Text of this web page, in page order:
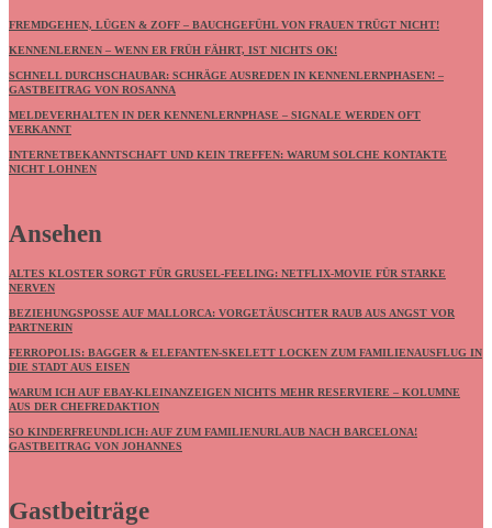
FREMDGEHEN, LÜGEN & ZOFF – BAUCHGEFÜHL VON FRAUEN TRÜGT NICHT!
KENNENLERNEN – WENN ER FRÜH FÄHRT, IST NICHTS OK!
SCHNELL DURCHSCHAUBAR: SCHRÄGE AUSREDEN IN KENNENLERNPHASEN! –
GASTBEITRAG VON ROSANNA
MELDEVERHALTEN IN DER KENNENLERNPHASE – SIGNALE WERDEN OFT
VERKANNT
INTERNETBEKANNTSCHAFT UND KEIN TREFFEN: WARUM SOLCHE KONTAKTE
NICHT LOHNEN
Ansehen
ALTES KLOSTER SORGT FÜR GRUSEL-FEELING: NETFLIX-MOVIE FÜR STARKE
NERVEN
BEZIEHUNGSPOSSE AUF MALLORCA: VORGETÄUSCHTER RAUB AUS ANGST VOR
PARTNERIN
FERROPOLIS: BAGGER & ELEFANTEN-SKELETT LOCKEN ZUM FAMILIENAUSFLUG IN
DIE STADT AUS EISEN
WARUM ICH AUF EBAY-KLEINANZEIGEN NICHTS MEHR RESERVIERE – KOLUMNE
AUS DER CHEFREDAKTION
SO KINDERFREUNDLICH: AUF ZUM FAMILIENURLAUB NACH BARCELONA!
GASTBEITRAG VON JOHANNES
Gastbeiträge